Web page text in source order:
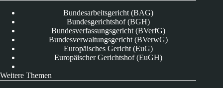
Bundesarbeitsgericht (BAG)
Bundesgerichtshof (BGH)
Bundesverfassungsgericht (BVerfG)
Bundesverwaltungsgericht (BVerwG)
Europäisches Gericht (EuG)
Europäischer Gerichtshof (EuGH)
Weitere Themen